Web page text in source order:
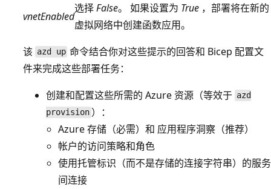
vnetEnabled
选择False。 如果设置为 True ，部署将在新的
虚拟网络中创建函数应用。
该 azd up 命令结合你对这些提示的回答和 Bicep 配置文
件来完成这些部署任务：
创建和配置这些所需的 Azure 资源（等效于 azd
provision ）：
Azure 存储（必需）和 应用程序洞察（推荐）
帐户的访问策略和角色
使用托管标识（而不是存储的连接字符串）的服务
间连接